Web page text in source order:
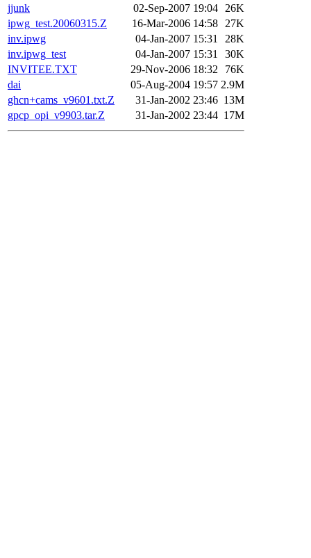
jjunk
02-Sep-2007 19:04 26K
ipwg_test.20060315.Z
16-Mar-2006 14:58 27K
inv.ipwg
04-Jan-2007 15:31
28K
inv.ipwg_test
04-Jan-2007 15:31
30K
INVITEE.TXT
29-Nov-2006 18:32
76K
dai
05-Aug-2004 19:57 2.9M
ghcn+cams_v9601.txt.Z
31-Jan-2002 23:46 13M
gpcp_opi_v9903.tar.Z
31-Jan-2002 23:44 17M